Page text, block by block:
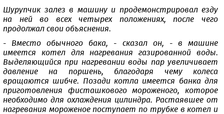
Шурупчик залез в машину и продемонстрировал езду
на ней во всех четырех положениях, после чего
продолжал свои объяснения.
- Вместо обычного бака, - сказал он, - в машине
имеется котел для нагревания газированной воды.
Выделяющийся при нагревании воды пар увеличивает
давление на поршень, благодаря чему колеса
вращаются шибче. Позади котла имеется банка для
приготовления фисташкового мороженого, которое
необходимо для охлаждения цилиндра. Растаявшее от
нагревания мороженое поступает по трубке в котел и